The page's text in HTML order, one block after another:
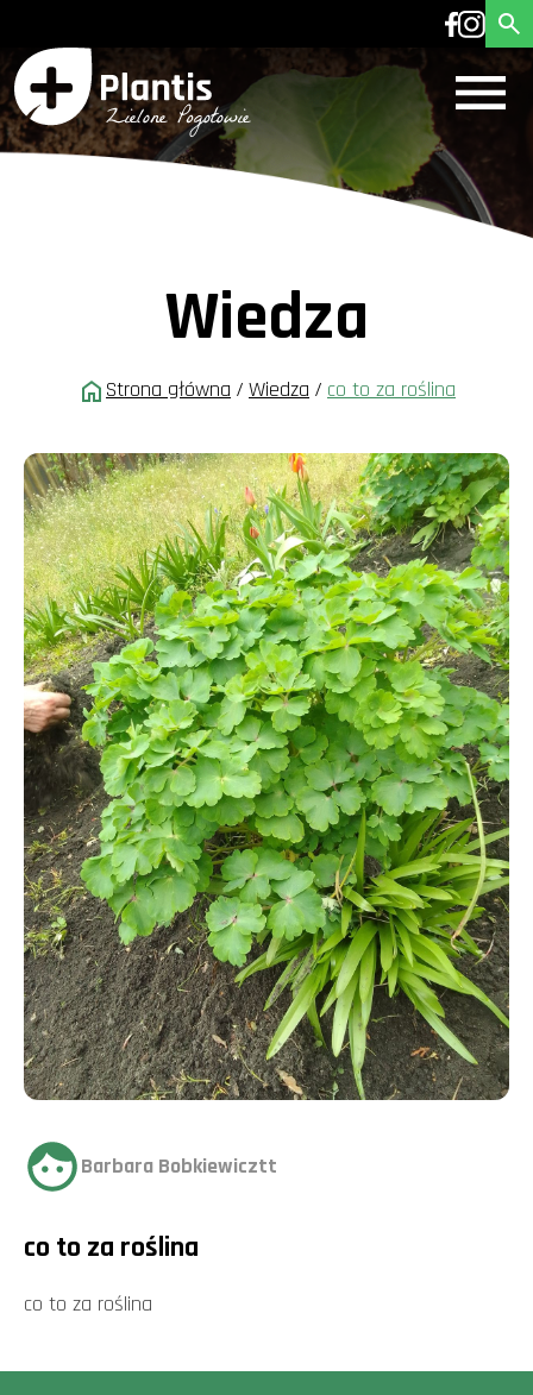
Wiedza
Strona główna / Wiedza / co to za roślina
Barbara Bobkiewicztt
co to za roślina
co to za roślina